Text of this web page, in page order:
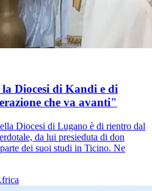
Diocesi di Kandi e di
che va avanti"
Diocesi di Lugano è di rientro dal
da lui presieduta di don
dei suoi studi in Ticino. Ne